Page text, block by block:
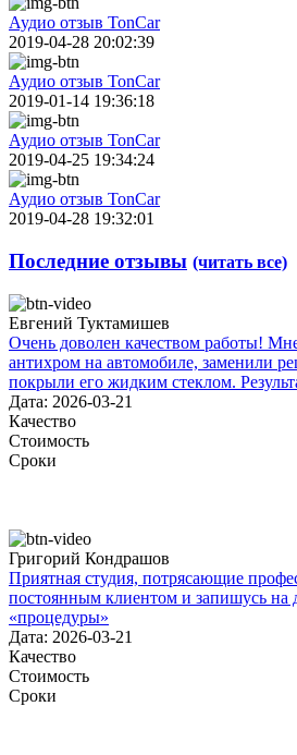
Аудио отзыв TonCar
2019-04-28 20:02:39
Аудио отзыв TonCar
2019-01-14 19:36:18
Аудио отзыв TonCar
2019-04-25 19:34:24
Аудио отзыв TonCar
2019-04-28 19:32:01
Последние отзывы (читать все)
Евгений Туктамишев
Очень доволен качеством работы!
антихром на автомобиле, заменили
покрыли его жидким стеклом.
Дата: 2026-03-21
Качество
Стоимость
Сроки
Григорий Кондрашов
Приятная студия, потрясающие
постоянным клиентом и запишусь на
«процедуры»
Дата: 2026-03-21
Качество
Стоимость
Сроки